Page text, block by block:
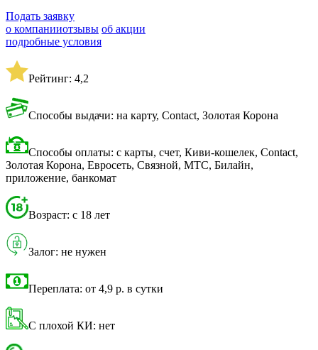
Подать заявку
о компанииотзывы об акции
подробные условия
Рейтинг: 4,2
Способы выдачи: на карту, Contact, Золотая Корона
Способы оплаты: с карты, счет, Киви-кошелек, Contact,
Золотая Корона, Евросеть, Связной, МТС, Билайн,
приложение, банкомат
Возраст: с 18 лет
Залог: не нужен
Переплата: от 4,9 р. в сутки
С плохой КИ: нет